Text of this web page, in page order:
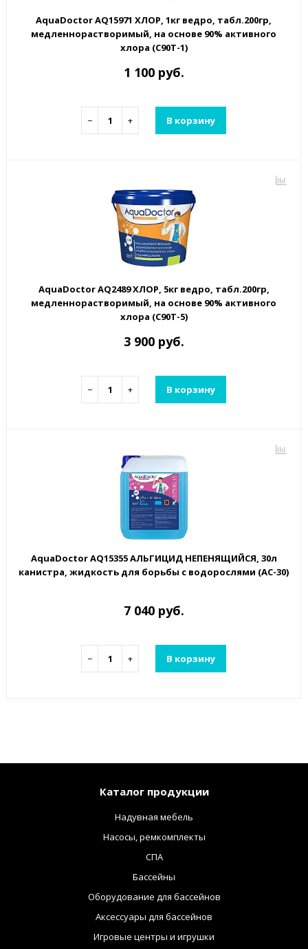
AquaDoctor AQ15971 ХЛОР, 1кг ведро, табл.200гр,
медленнорастворимый, на основе 90% активного
хлора (C90T-1)
1 100 руб.
− + В корзину
AquaDoctor AQ2489 ХЛОР, 5кг ведро, табл.200гр,
медленнорастворимый, на основе 90% активного
хлора (C90T-5)
3 900 руб.
− + В корзину
AquaDoctor AQ15355 АЛЬГИЦИД НЕПЕНЯЩИЙСЯ, 30л
канистра, жидкость для борьбы с водорослями (AC-30)
7 040 руб.
− + В корзину
Каталог продукции
Надувная мебель
Насосы, ремкомплекты
СПА
Бассейны
Оборудование для бассейнов
Аксессуары для бассейнов
Игровые центры и игрушки